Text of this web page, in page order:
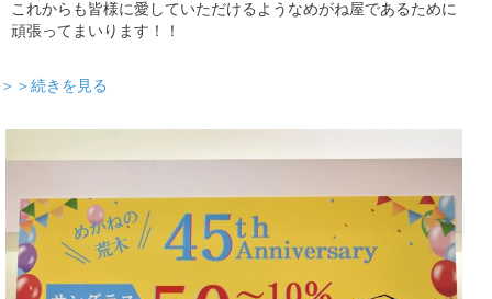
これからも皆様に愛していただけるようなめがね屋であるために
頑張ってまいります！！
＞＞続きを見る